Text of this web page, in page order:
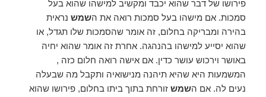
פירושו של דבר שהוא יכבד ומקשיב למישהו שהוא בעל
סמכות. אם מישהו בעל סמכות רואה את השמש נראית
בהירה ומבריקה בחלום, זה אומר שהסמכות שלו תגדל, או
שהוא יסייע למישהו בהנהגה. אחרת זה אומר שהוא יחיה
באושר וירכוש עושר כדין. אם אישה רואה חלום כזה ,
המשמעות היא שהיא תיהנה מנישואיה ותקבל מה שבעלה
נעים לה. אם השמש זורחת בתוך ביתו בחלום, פירושו שהוא